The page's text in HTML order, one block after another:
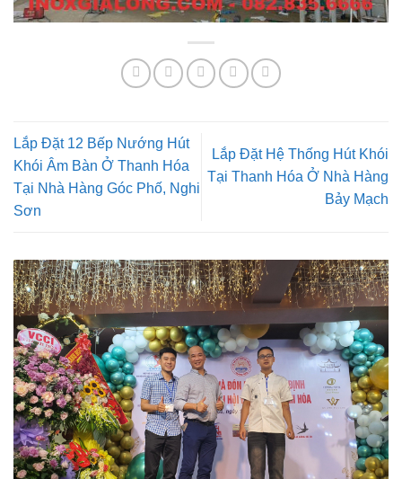
Lắp Đặt 12 Bếp Nướng Hút
Khói Âm Bàn Ở Thanh Hóa
Tại Nhà Hàng Góc Phố, Nghi
Sơn
Lắp Đặt Hệ Thống Hút Khói
Tại Thanh Hóa Ở Nhà Hàng
Bảy Mạch